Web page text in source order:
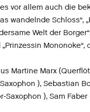
vor allem auch die
wandelnde Schloss“,
Welt der
Martine Marx
), Sebastian
Saxophon ), Sam